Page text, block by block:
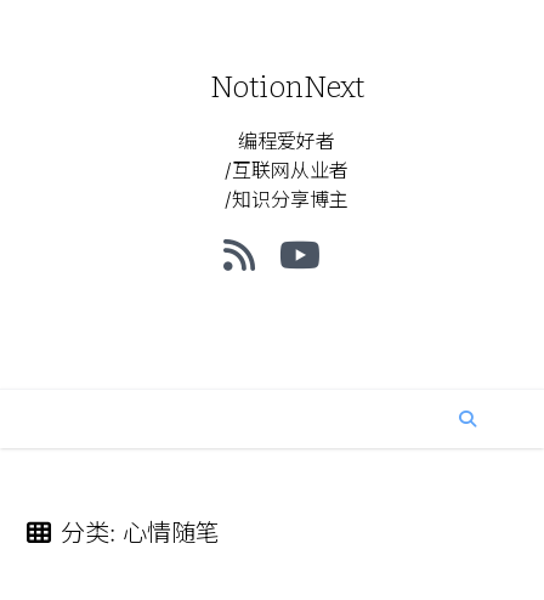
NotionNext
编程爱好者
/互联网从业者
/知识分享博主
分类: 心情随笔